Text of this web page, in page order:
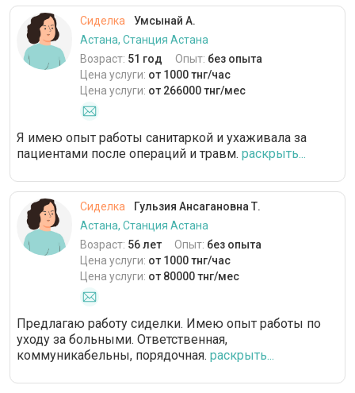
Сиделка
Умсынай А.
Астана, Станция Астана
Возраст: 51 год Опыт: без опыта
Цена услуги: от 1000 тнг/час
Цена услуги: от 266000 тнг/мес
Я имею опыт работы санитаркой и ухаживала за
пациентами после операций и травм. раскрыть...
Сиделка
Гульзия Ансагановна Т.
Астана, Станция Астана
Возраст: 56 лет Опыт: без опыта
Цена услуги: от 1000 тнг/час
Цена услуги: от 80000 тнг/мес
Предлагаю работу сиделки. Имею опыт работы по
уходу за больными. Ответственная,
коммуникабельны, порядочная. раскрыть...